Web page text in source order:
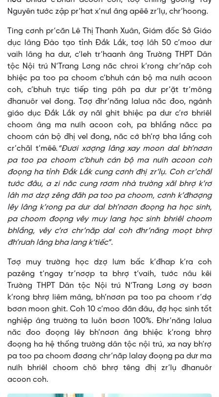
Nguyên tước zập pr’hat x’nưl âng apêê zr’lụ, chr’hoong.
Ting cơnh pr’căn Lê Thị Thanh Xuân, Giám đốc Sở Giáo
dục lâng Đào tạo tỉnh Đắk Lắk, tơợ lâh 50 c’moo dưr
vaih lâng ha dưr, c’leh tr’haanh âng Trường THPT Dân
tộc Nội trú N’Trang Lơng năc chroi k’rong chr’năp coh
bhiệc pa too pa choom c’bhuh cán bộ ma nưih acoon
coh, c’bhuh trực tiếp ting pâh pa dưr pr’ặt tr’mông
đhanuôr vel đong. Tơợ đhr’năng lalua năc đoo, ngành
giáo dục Đắk Lắk ơy năl ghit bhiệc pa dưr c’rơ bhriêl
choom âng ma nưih acoon coh, pa bhlầng năcc pa
choom cán bộ đhị vel đong, năc cớ bh’rợ bha lầng coh
cr’chăl t’mêê. “Đươi xơợng lâng xay moon dal bh’nơơn
pa too pa choom c’bhuh cán bộ ma nưih acoon coh
đoọng ha tỉnh Đắk Lắk cung cơnh đhị zr’lụ. Coh cr’chăl
tước đâu, a zi năc cung rơơm nhà trường xăl bhrợ k’rơ
lâh mơ dzợ zêng đăh pa too pa choom, cơnh k’đhơợng
lêy lâng k’rong pa dưr dal bh’nơơn đoọng ha học sinh,
pa choom đoọng vêy muy lang học sinh bhriêl choom
bhlầng, vêy c’rơ chr’năp dal coh đhr’năng moọt bhrợ
đh’rưah lâng bha lang k’tiếc”.
Tơợ muy trường học dzợ lưm bấc k’đhap k’ra coh
pazêng t’ngay tr’nơợp ta bhrợ t’vaih, tước nâu kêi
Trường THPT Dân tộc Nội trú N’Trang Lơng ơy bơơn
k’rong bhrợ liêm mâng, bh’nơơn pa too pa choom r’dợ
bơơn moon ghit. Coh 10 c’moo đăn đâu, đợ học sinh tốt
nghiệp âng trường ta luôn bơơn 100%. Đhr’năng lalua
năc đoo đoọng lêy bh’nơơn âng bhiệc k’rong bhrợ
đoọng ha hệ thống trường dân tộc nội trú, xa nay bh’rợ
pa too pa choom đơơng chr’năp lalay đoọng pa dưr ma
nưih bhriêl choom chô bhrợ têng đhị zr’lụ đhanuôr
acoon coh.